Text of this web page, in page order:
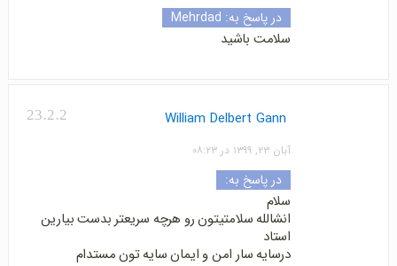
در پاسخ به: Mehrdad
سلامت باشید
23.2.2 William Delbert Gann
آبان ۲۳, ۱۳۹۹ در ۰۸:۲۳
در پاسخ به:
سلام
انشالله سلامتیتون رو هرچه سریعتر بدست بیارین
استاد
درسایه سار امن و ایمان سایه تون مستدام